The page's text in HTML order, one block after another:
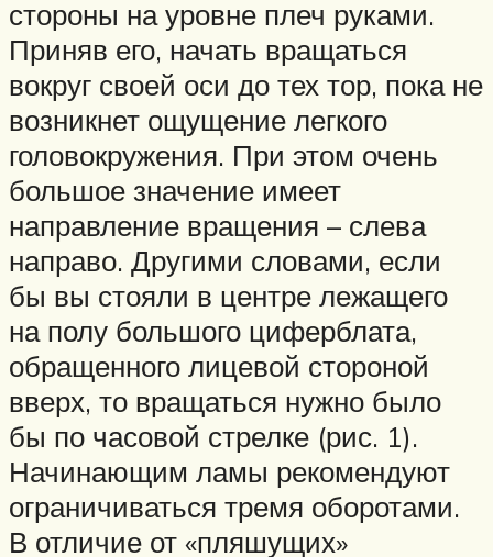
стороны на уровне плеч руками.
Приняв его, начать вращаться
вокруг своей оси до тех тор, пока не
возникнет ощущение легкого
головокружения. При этом очень
большое значение имеет
направление вращения – слева
направо. Другими словами, если
бы вы стояли в центре лежащего
на полу большого циферблата,
обращенного лицевой стороной
вверх, то вращаться нужно было
бы по часовой стрелке (рис. 1).
Начинающим ламы рекомендуют
ограничиваться тремя оборотами.
В отличие от «пляшущих»